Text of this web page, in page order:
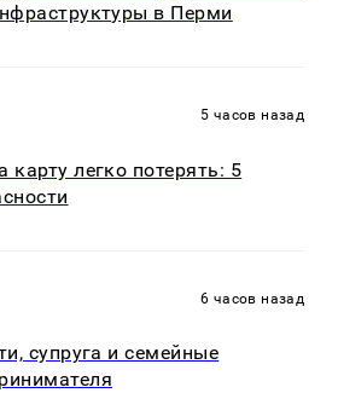
в Перми
5 часов назад
легко потерять: 5
6 часов назад
супруга и семейные